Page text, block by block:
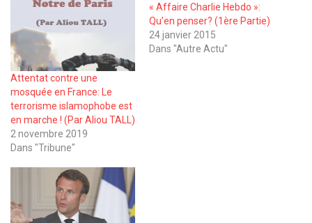
Attentat contre une
mosquée en France: Le
terrorisme islamophobe est
en marche ! (Par Aliou TALL)
2 novembre 2019
Dans "Tribune"
« Affaire Charlie Hebdo »:
Qu’en penser? (1ère Partie)
24 janvier 2015
Dans "Autre Actu"